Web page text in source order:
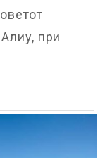
при